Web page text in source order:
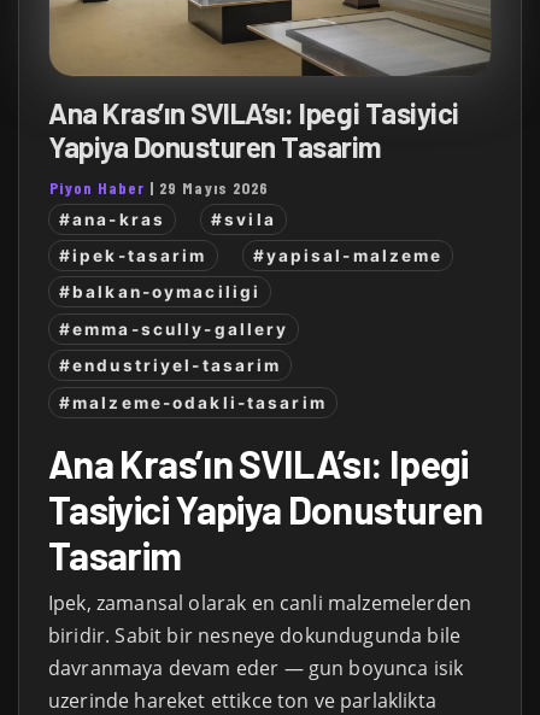
Ana Kras’ın SVILA’sı: Ipegi Tasiyici
Yapiya Donusturen Tasarim
Piyon Haber | 29 Mayıs 2026
#ana-kras
#svila
#ipek-tasarim
#yapisal-malzeme
#balkan-oymaciligi
#emma-scully-gallery
#endustriyel-tasarim
#malzeme-odakli-tasarim
Ana Kras’ın SVILA’sı: Ipegi
Tasiyici Yapiya Donusturen
Tasarim
Ipek, zamansal olarak en canli malzemelerden
biridir. Sabit bir nesneye dokundugunda bile
davranmaya devam eder — gun boyunca isik
uzerinde hareket ettikce ton ve parlaklikta